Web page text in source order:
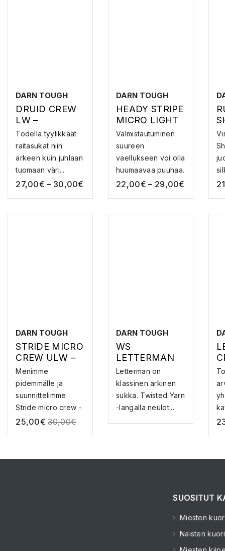
DARN TOUGH
DRUID CREW
LW –
MERINOVILLA
SUKKA
Todella tyylikkäät
raitasukat niin
arkeen kuin juhlaan
tuomaan väri...
27,00€ – 30,00€
DARN TOUGH
HEADY STRIPE
MICRO LIGHT
CUSHION –
MERINOVILLA
SUKAT
Valmistautuminen
suureen
vaellukseen voi olla
huumaavaa puuhaa.
Eri...
22,00€ – 29,00€
T
DARN TOUGH
STRIDE MICRO
CREW ULW –
MERINOVILLAI
SET
JUOKSUSUKA
Menimme
pidemmälle ja
suunnittelimme
Stride micro crew -
juoksusukka...
25,00€ 30,00€
DARN TOUGH
WS
LETTERMAN
CREW LW –
MERINOVILLA
SUKAT
Letterman on
klassinen arkinen
sukka. Twisted Yarn
-langalla neulot...
SUOSITUT
Miesten
Naisten